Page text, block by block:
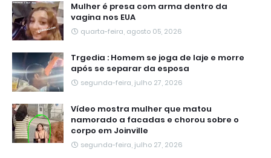
Mulher é presa com arma dentro da
vagina nos EUA
quarta-feira, agosto 05, 2026
Trgedia : Homem se joga de laje e morre
após se separar da esposa
segunda-feira, julho 27, 2026
Vídeo mostra mulher que matou
namorado a facadas e chorou sobre o
corpo em Joinville
segunda-feira, julho 27, 2026